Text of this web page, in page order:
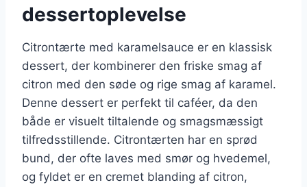
dessertoplevelse
Citrontærte med karamelsauce er en klassisk
dessert, der kombinerer den friske smag af
citron med den søde og rige smag af karamel.
Denne dessert er perfekt til caféer, da den
både er visuelt tiltalende og smagsmæssigt
tilfredsstillende. Citrontærten har en sprød
bund, der ofte laves med smør og hvedemel,
og fyldet er en cremet blanding af citron,